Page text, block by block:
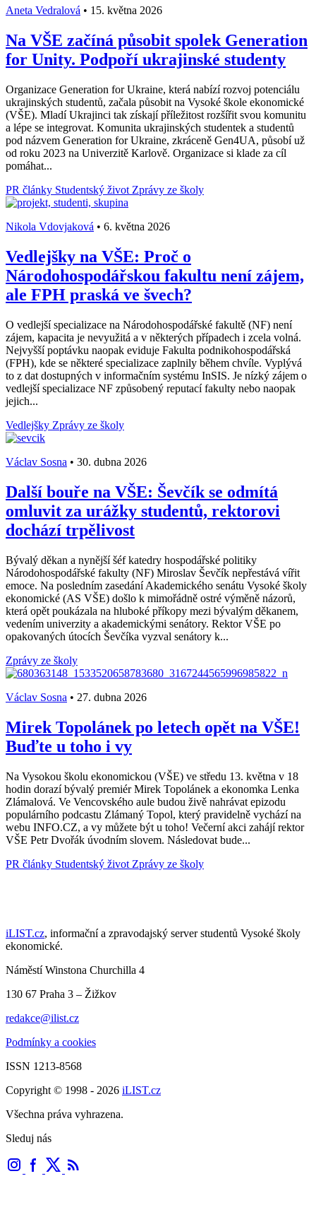
Aneta Vedralová • 15. května 2026
Na VŠE začíná působit spolek Generation
for Unity. Podpoří ukrajinské studenty
Organizace Generation for Ukraine, která nabízí rozvoj potenciálu
ukrajinských studentů, začala působit na Vysoké škole ekonomické
(VŠE). Mladí Ukrajinci tak získají příležitost rozšířit svou komunitu
a lépe se integrovat. Komunita ukrajinských studentek a studentů
pod názvem Generation for Ukraine, zkráceně Gen4UA, působí už
od roku 2023 na Univerzitě Karlově. Organizace si klade za cíl
pomáhat...
PR články Studentský život Zprávy ze školy
Nikola Vdovjaková • 6. května 2026
Vedlejšky na VŠE: Proč o
Národohospodářskou fakultu není zájem,
ale FPH praská ve švech?
O vedlejší specializace na Národohospodářské fakultě (NF) není
zájem, kapacita je nevyužitá a v některých případech i zcela volná.
Nejvyšší poptávku naopak eviduje Fakulta podnikohospodářská
(FPH), kde se některé specializace zaplnily během chvíle. Vyplývá
to z dat dostupných v informačním systému InSIS. Je nízký zájem o
vedlejší specializace NF způsobený reputací fakulty nebo naopak
jejich...
Vedlejšky Zprávy ze školy
Václav Sosna • 30. dubna 2026
Další bouře na VŠE: Ševčík se odmítá
omluvit za urážky studentů, rektorovi
dochází trpělivost
Bývalý děkan a nynější šéf katedry hospodářské politiky
Národohospodářské fakulty (NF) Miroslav Ševčík nepřestává vířit
emoce. Na posledním zasedání Akademického senátu Vysoké školy
ekonomické (AS VŠE) došlo k mimořádně ostré výměně názorů,
která opět poukázala na hluboké příkopy mezi bývalým děkanem,
vedením univerzity a akademickými senátory. Rektor VŠE po
opakovaných útocích Ševčíka vyzval senátory k...
Zprávy ze školy
Václav Sosna • 27. dubna 2026
Mirek Topolánek po letech opět na VŠE!
Buďte u toho i vy
Na Vysokou školu ekonomickou (VŠE) ve středu 13. května v 18
hodin dorazí bývalý premiér Mirek Topolánek a ekonomka Lenka
Zlámalová. Ve Vencovského aule budou živě nahrávat epizodu
populárního podcastu Zlámaný Topol, který pravidelně vychází na
webu INFO.CZ, a vy můžete být u toho! Večerní akci zahájí rektor
VŠE Petr Dvořák úvodním slovem. Následovat bude...
PR články Studentský život Zprávy ze školy
iLIST.cz, informační a zpravodajský server studentů Vysoké školy
ekonomické.
Náměstí Winstona Churchilla 4
130 67 Praha 3 – Žižkov
redakce@ilist.cz
Podmínky a cookies
ISSN 1213-8568
Copyright © 1998 - 2026 iLIST.cz
Všechna práva vyhrazena.
Sleduj nás